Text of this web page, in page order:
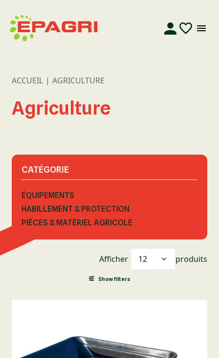
ACCUEIL AGRICULTURE
Agriculture
CATÉGORIE
ÉQUIPEMENTS
HABILLEMENT & PROTECTION
PIÈCES & MATÉRIEL AGRICOLE
Afficher produits
Show filters